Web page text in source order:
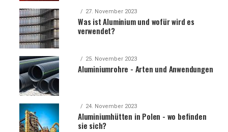
27. November 2023
Was ist Aluminium und wofür wird es
verwendet?
25. November 2023
Aluminiumrohre - Arten und Anwendungen
24. November 2023
Aluminiumhütten in Polen - wo befinden
sie sich?